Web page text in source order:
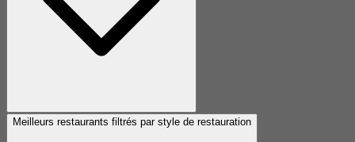
Meilleurs restaurants filtrés par style de restauration